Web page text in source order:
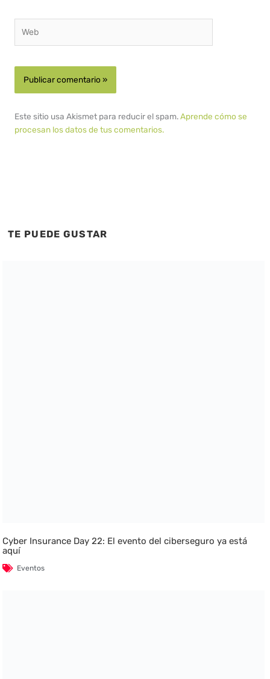
Este sitio usa Akismet para reducir el spam.Aprende cómo se
procesan los datos de tus comentarios.
TE PUEDE GUSTAR
Cyber Insurance Day 22: El evento del ciberseguro ya está
aquí
Eventos